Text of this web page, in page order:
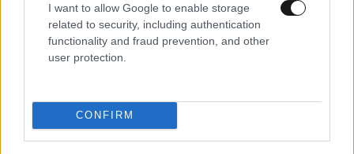
I want to allow Google to enable storage
related to security, including authentication
functionality and fraud prevention, and other
user protection.
CONFIRM